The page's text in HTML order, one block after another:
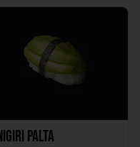
Palta